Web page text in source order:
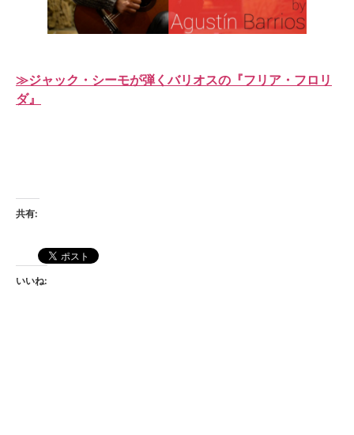
≫ジャック・シーモが弾くバリオスの『フリア・フロリ
ダ』
共有:
いいね: